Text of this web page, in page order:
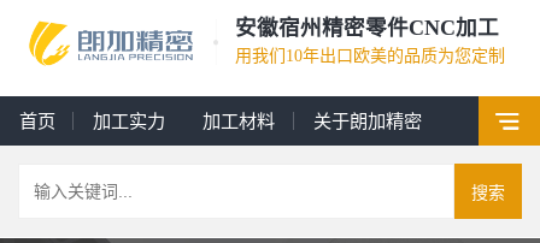
安徽宿州精密零件CNC加工
用我们10年出口欧美的品质为您定制
首页 加工实力 加工材料 关于朗加精密
搜索